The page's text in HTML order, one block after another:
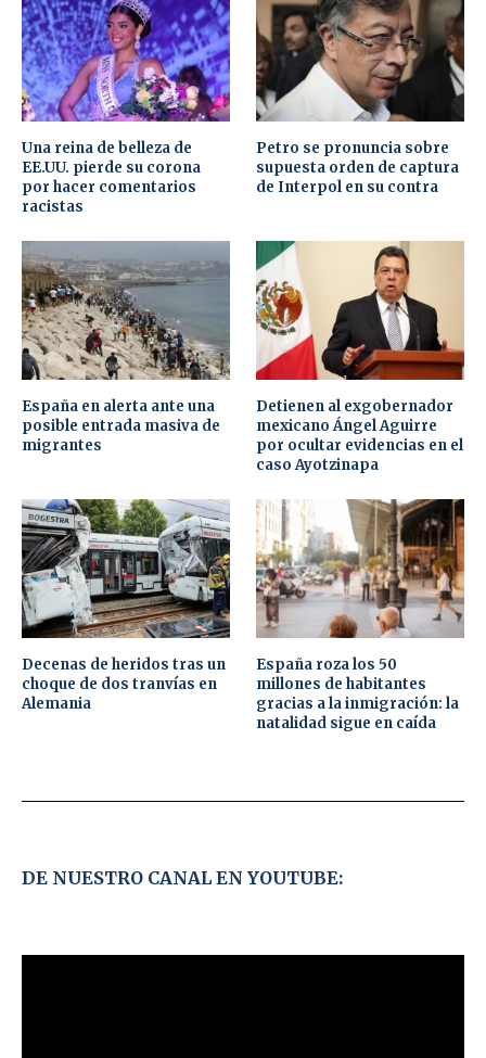
Una reina de belleza de
EE.UU. pierde su corona
por hacer comentarios
racistas
Petro se pronuncia sobre
supuesta orden de captura
de Interpol en su contra
España en alerta ante una
posible entrada masiva de
migrantes
Detienen al exgobernador
mexicano Ángel Aguirre
por ocultar evidencias en el
caso Ayotzinapa
Decenas de heridos tras un
choque de dos tranvías en
Alemania
España roza los 50
millones de habitantes
gracias a la inmigración: la
natalidad sigue en caída
DE NUESTRO CANAL EN YOUTUBE: